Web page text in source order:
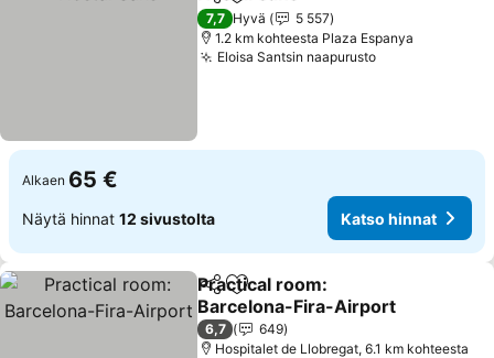
Lisää suosikkeihin
7,7 Hyvä
5 557
1.2 km kohteesta Plaza Espanya
Eloisa Santsin naapurustoKatso hinnat
Alkaen 65 €
Näytä hinnat 12 sivustolta Katso hinnat
Jaa Lisää suosikkeihin
Practical room:
Barcelona-Fira-Airport
Katso hinnat
6,7
649
Hospitalet de Llobregat, 6.1 km kohteesta